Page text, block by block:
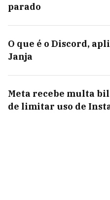
parado
O que é o Discord,
Janja
Meta recebe multa
de limitar uso de